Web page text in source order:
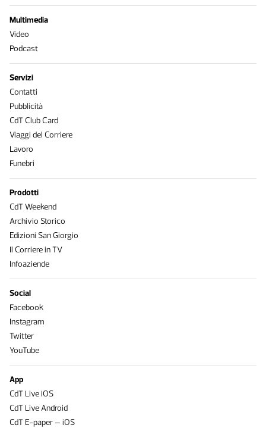
Multimedia
Video
Podcast
Servizi
Contatti
Pubblicità
CdT Club Card
Viaggi del Corriere
Lavoro
Funebri
Prodotti
CdT Weekend
Archivio Storico
Edizioni San Giorgio
Il Corriere in TV
Infoaziende
Social
Facebook
Instagram
Twitter
YouTube
App
CdT Live iOS
CdT Live Android
CdT E-paper – iOS